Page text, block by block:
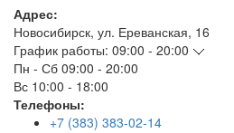
Адрес:
Новосибирск, ул. Ереванская, 16
График работы: 09:00 - 20:00
Пн - Сб 09:00 - 20:00
Вс 10:00 - 18:00
Телефоны:
+7 (383) 383-02-14